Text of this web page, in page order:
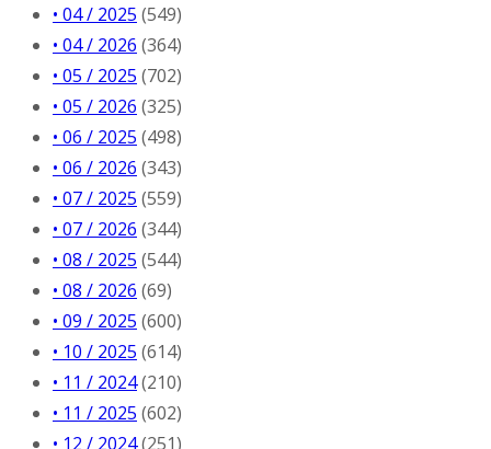
• 04 / 2025 (549)
• 04 / 2026 (364)
• 05 / 2025 (702)
• 05 / 2026 (325)
• 06 / 2025 (498)
• 06 / 2026 (343)
• 07 / 2025 (559)
• 07 / 2026 (344)
• 08 / 2025 (544)
• 08 / 2026 (69)
• 09 / 2025 (600)
• 10 / 2025 (614)
• 11 / 2024(210)
• 11 / 2025 (602)
• 12 / 2024(251)